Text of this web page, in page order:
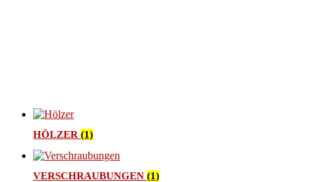
HÖLZER (1)
VERSCHRAUBUNGEN (1)